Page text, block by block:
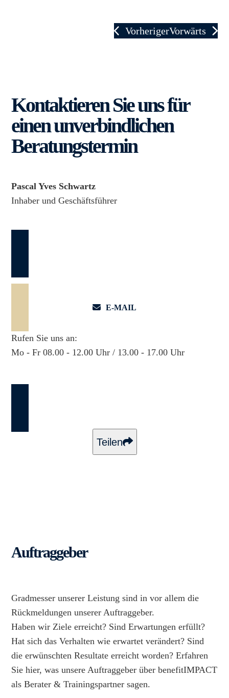
VorherigerVorwärts
Kontaktieren Sie uns für
einen unverbindlichen
Beratungstermin
Pascal Yves Schwartz
Inhaber und Geschäftsführer
E-MAIL
Rufen Sie uns an:
Mo - Fr 08.00 - 12.00 Uhr / 13.00 - 17.00 Uhr
Teilen
Auftraggeber
Gradmesser unserer Leistung sind in vor allem die
Rückmeldungen unserer Auftraggeber.
Haben wir Ziele erreicht? Sind Erwartungen erfüllt?
Hat sich das Verhalten wie erwartet verändert? Sind
die erwünschten Resultate erreicht worden? Erfahren
Sie hier, was unsere Auftraggeber über benefitIMPACT
als Berater & Trainingspartner sagen.